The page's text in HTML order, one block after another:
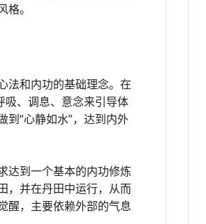
。
法和内功的基础理念。在
吸、调息、意念来引导体
到“心静如水”，达到内外
达到一个基本的内功修炼
，并在丹田中运行，从而
醒，主要依赖外部的气息